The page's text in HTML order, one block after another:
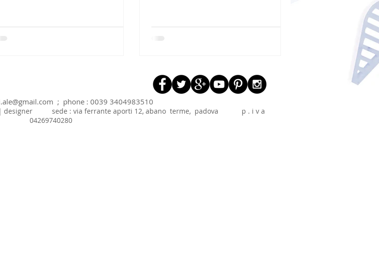
; phone : 0039 3404983510
| designer sede : via ferrante aporti 12, abano terme, padova p . i v a
04269740280